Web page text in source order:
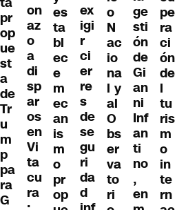
pr
op
ue
st
a
de
Tr
u
m
p
pa
ra
G
on
az
o
a
di
sp
ar
os
en
Vi
ta
cu
ra
es
ta
bl
ec
e
m
ec
an
is
m
o
pr
op
ex
igi
r
ci
er
re
s
de
se
gu
ri
da
d
o
N
ac
io
na
l y
al
O
bs
er
va
to
ri
ge
sti
ón
de
Gi
an
ni
Inf
an
ti
no
,
en
pe
ra
ci
ón
de
l
tu
ris
m
o
in
te
rn